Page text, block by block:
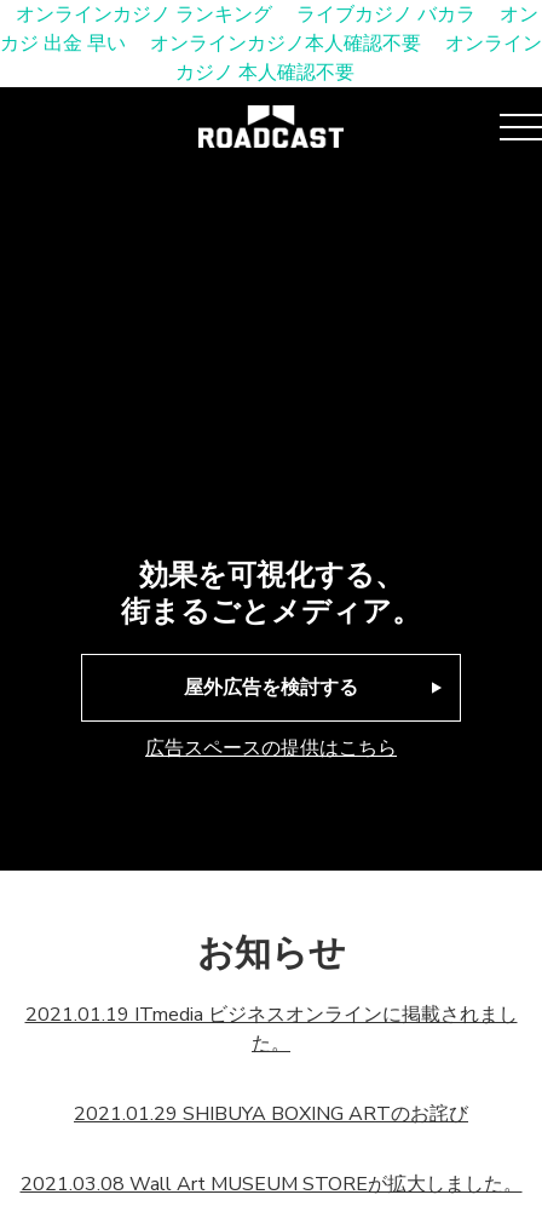
オンラインカジノ ランキング ライブカジノ バカラ
オン
カジ 出金 早い
オンラインカジノ本人確認不要
オンライン
カジノ 本人確認不要
効果を可視化する、
街まるごとメディア。
屋外広告を検討する
広告スペースの提供はこちら
お知らせ
2021.01.19 ITmedia ビジネスオンラインに掲載されまし
た。
2021.01.29 SHIBUYA BOXING ARTのお詫び
2021.03.08 Wall Art MUSEUM STOREが拡大しました。